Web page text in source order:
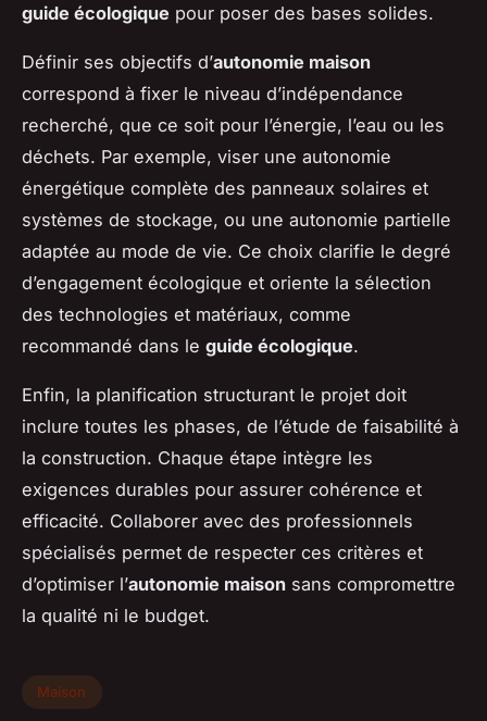
guide écologique pour poser des bases solides.
Définir ses objectifs d’autonomie maison
correspond à fixer le niveau d’indépendance
recherché, que ce soit pour l’énergie, l’eau ou les
déchets. Par exemple, viser une autonomie
énergétique complète des panneaux solaires et
systèmes de stockage, ou une autonomie partielle
adaptée au mode de vie. Ce choix clarifie le degré
d’engagement écologique et oriente la sélection
des technologies et matériaux, comme
recommandé dans le guide écologique.
Enfin, la planification structurant le projet doit
inclure toutes les phases, de l’étude de faisabilité à
la construction. Chaque étape intègre les
exigences durables pour assurer cohérence et
efficacité. Collaborer avec des professionnels
spécialisés permet de respecter ces critères et
d’optimiser l’autonomie maison sans compromettre
la qualité ni le budget.
Maison